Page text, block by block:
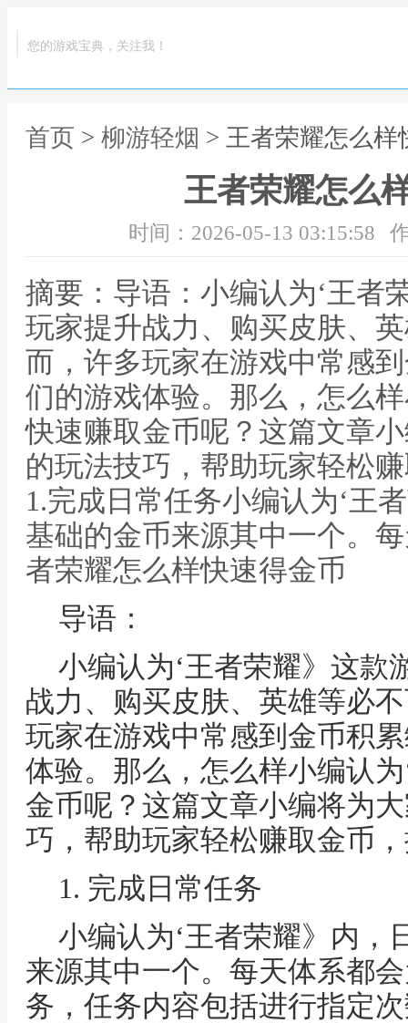
您的游戏宝典，关注我！
首页 > 柳游轻烟 > 王者荣耀怎么样
王者荣耀怎么
时间：2026-05-13 03:15:58
摘要：导语：小编认为‘王者
玩家提升战力、购买皮肤、
而，许多玩家在游戏中常感
们的游戏体验。那么，怎么
快速赚取金币呢？这篇文章
的玩法技巧，帮助玩家轻松
1.完成日常任务小编认为‘王
基础的金币来源其中一个。
者荣耀怎么样快速得金币
导语：
小编认为‘王者荣耀》这款
战力、购买皮肤、英雄等必
玩家在游戏中常感到金币积
体验。那么，怎么样小编认
金币呢？这篇文章小编将为
巧，帮助玩家轻松赚取金币
1. 完成日常任务
小编认为‘王者荣耀》内，
来源其中一个。每天体系都
务，任务内容包括进行指定